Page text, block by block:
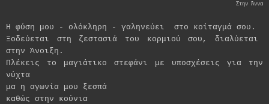
Στην Άννα
Η φύση μου - ολόκληρη - γαληνεύει
στο κοίταγμά σου.
Ξοδεύεται στη ζεστασιά του κορμιού σου, διαλύεται
στην Άνοιξη.
Πλέκεις το μαγιάτικο στεφάνι με υποσχέσεις για την
νύχτα
μα η αγωνία μου ξεσπά
καθώς στην κούνια